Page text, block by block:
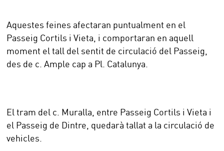
Aquestes feines afectaran puntualment en el
Passeig Cortils i Vieta, i comportaran en aquell
moment el tall del sentit de circulació del Passeig,
des de c. Ample cap a Pl. Catalunya.
El tram del c. Muralla, entre Passeig Cortils i Vieta i
el Passeig de Dintre, quedarà tallat a la circulació de
vehicles.